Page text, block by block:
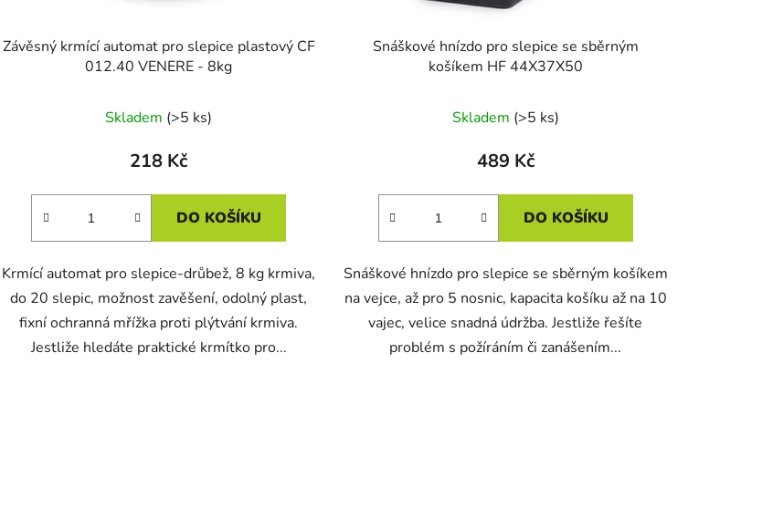
Závěsný krmící automat pro slepice plastový CF
012.40 VENERE - 8kg
Skladem (>5 ks)
218 Kč
DO KOŠÍKU
Krmící automat pro slepice-drůbež, 8 kg krmiva,
do 20 slepic, možnost zavěšení, odolný plast,
fixní ochranná mřížka proti plýtvání krmiva.
Jestliže hledáte praktické krmítko pro...
Snáškové hnízdo pro slepice se sběrným
košíkem HF 44X37X50
Skladem (>5 ks)
489 Kč
DO KOŠÍKU
Snáškové hnízdo pro slepice se sběrným košíkem
na vejce, až pro 5 nosnic, kapacita košíku až na 10
vajec, velice snadná údržba. Jestliže řešíte
problém s požíráním či zanášením...